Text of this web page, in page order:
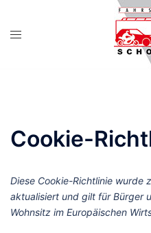
Cookie-
Diese Cookie-Richtlinie wurde
aktualisiert und gilt für Bürger
Wohnsitz im Europäischen